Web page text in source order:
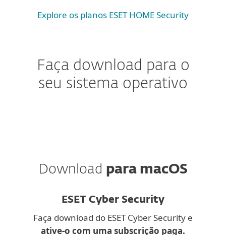
Explore os planos ESET HOME Security
Faça download para o
seu sistema operativo
Download para macOS
ESET Cyber Security
Faça download do ESET Cyber Security e
ative-o com uma subscrição paga.